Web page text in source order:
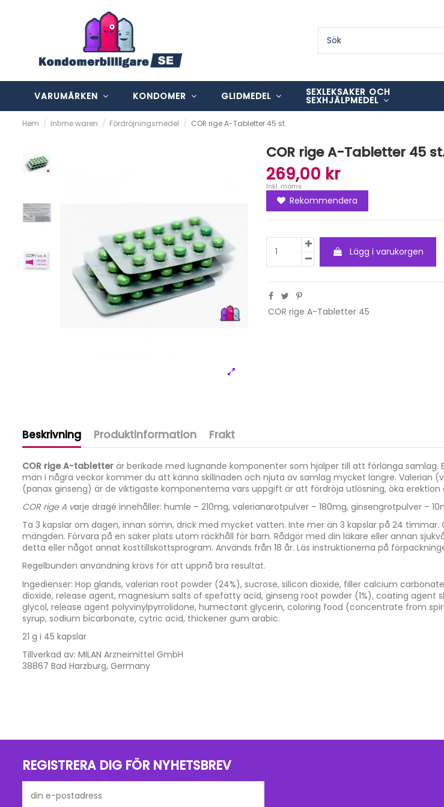
VARUMÄRKEN KONDOMER GLIDMEDEL SEXLEKSAKER OCH
SEXHJÄLPMEDEL
Hem Intime waren Fördröjningsmedel COR rige A-Tabletter 45 st.
COR rige A-Tabletter 45
269,00 kr
Inkl. moms
Rekommendera
Lägg i varukorgen
COR rige A-Tabletter 45
Beskrivning Produktinformation Frakt
COR rige A-tabletter är berikade med lugnande komponenter som hjälper till att förlänga
män i några veckor kommer du att känna skillnaden och njuta av samlag mycket längre. Valerian
(panax ginseng) är de viktigaste komponenterna vars uppgift är att fördröja utlösning, öka erektion
COR rige A varje dragé innehåller: humle – 210mg, valerianarotpulver – 180mg, ginsengrotpulver –
Ta 3 kapslar om dagen, innan sömn, drick med mycket vatten. Inte mer än 3 kapslar på 24 timmar.
mängden. Förvara på en säker plats utom räckhåll för barn. Rådgör med din läkare eller annan
detta eller något annat kosttillskottsprogram. Används från 18 år. Läs instruktionerna på
Regelbunden användning krävs för att uppnå bra resultat.
Ingedienser: Hop glands, valerian root powder (24%), sucrose, silicon dioxide, filler calcium
dioxide, release agent, magnesium salts of spefatty acid, ginseng root powder (1%), coating agent
glycol, release agent polyvinylpyrrolidone, humectant glycerin, coloring food (concentrate from
syrup, sodium bicarbonate, cytric acid, thickener gum arabic.
21 g i 45 kapslar
Tillverkad av: MILAN Arzneimittel GmbH
38867 Bad Harzburg, Germany
( Fraktpris: 260 kr )
Alla beställningar expedieras inom 24 timmar efter att beställning mottagits (exklusive helgfria
posten eller DHL-kuriren. Frakten tar sedan mellan 1-5 dagar beroende på leveranssätt. Har du inte
REGISTRERA DIG FÖR NYHETSBREV